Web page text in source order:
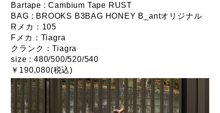
Bartape : Cambium Tape RUST
BAG : BROOKS B3BAG HONEY B_antオリジナル
Rメカ：105
Fメカ：Tiagra
クランク：Tiagra
size : 480/500/520/540
￥190,080(税込)